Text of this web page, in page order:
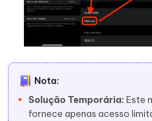
Nota:
Solução Temporária: Este
fornece apenas acesso